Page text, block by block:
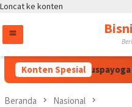
Loncat ke konten
Konten Spesial
Bintang Puspayoga
Beranda Nasional